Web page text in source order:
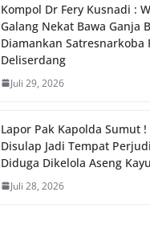
Kompol Dr Fery Kusnadi :
Galang Nekat Bawa Ganja
Diamankan Satresnarkoba
Deliserdang
Juli 29, 2026
Lapor Pak Kapolda Sumut !
Disulap Jadi Tempat
Diduga Dikelola Aseng
Juli 28, 2026